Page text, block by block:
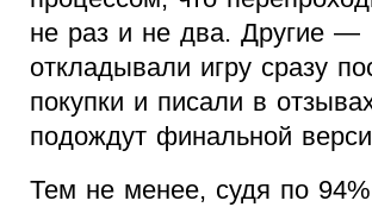
не раз и не два. Другие —
откладывали игру сразу
покупки и писали в
подождут финальной
Тем не менее, судя по 94%